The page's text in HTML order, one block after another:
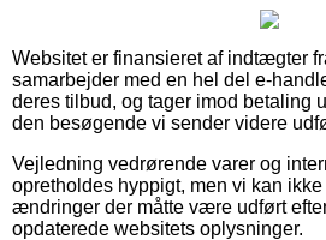
Websitet er finansieret af indtægter
samarbejder med en hel del e-
deres tilbud, og tager imod betaling
den besøgende vi sender videre
Vejledning vedrørende varer og
opretholdes hyppigt, men vi kan
ændringer der måtte være udført
opdaterede websitets oplysninger.